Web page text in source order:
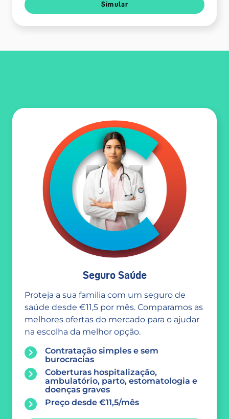
Simular
Seguro Saúde
Proteja a sua familia com um seguro de
saúde desde €11,5 por mês. Comparamos as
melhores ofertas do mercado para o ajudar
na escolha da melhor opção.
Contratação simples e sem
burocracias
Coberturas hospitalização,
ambulatório, parto, estomatologia e
doenças graves
Preço desde €11,5/mês